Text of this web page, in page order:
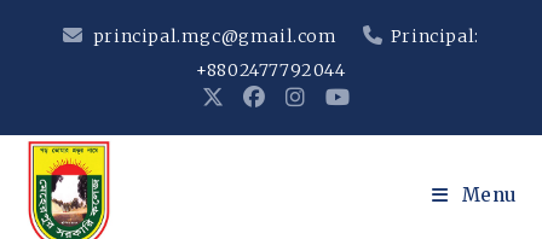
principal.mgc@gmail.com
Principal:
+8802477792044
Menu